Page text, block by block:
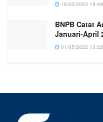
16/05/2023 19:48
BNPB Catat
Januari-April
01/05/2022 13:22